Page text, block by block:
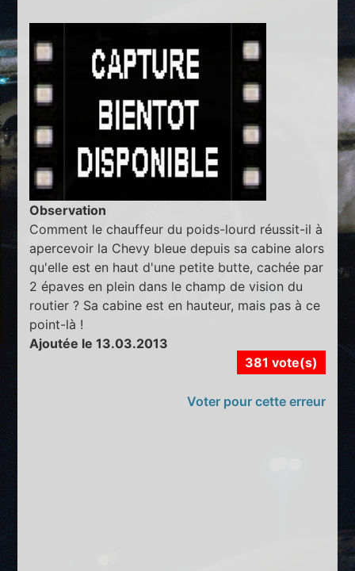
Observation
Comment le chauffeur du poids-lourd réussit-il à
apercevoir la Chevy bleue depuis sa cabine alors
qu'elle est en haut d'une petite butte, cachée par
2 épaves en plein dans le champ de vision du
routier ? Sa cabine est en hauteur, mais pas à ce
point-là !
Ajoutée le 13.03.2013
381 vote(s)
Voter pour cette erreur